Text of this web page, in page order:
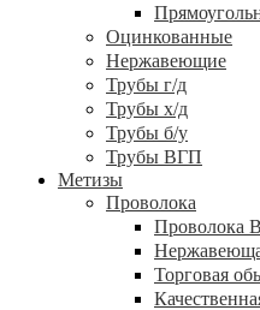
Оцинкованные
Нержавеющие
Трубы г/д
Трубы х/д
Трубы б/у
Трубы ВГП
Метизы
Проволока
Проволока
Торговая